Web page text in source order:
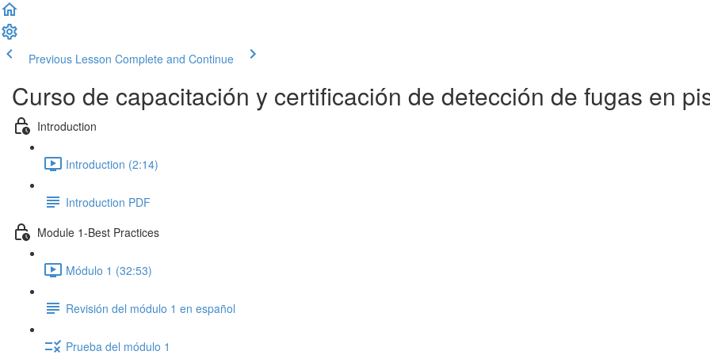
Previous Lesson Complete and Continue
Curso de capacitación y certificación de detección de fugas en
Introduction
Introduction (2:14)
Introduction PDF
Module 1-Best Practices
Módulo 1 (32:53)
Revisión del módulo 1 en español
Prueba del módulo 1